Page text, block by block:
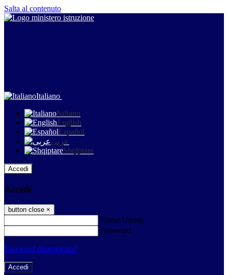
Salta al contenuto
Italiano
Italiano
English
Español
عربى
Shqiptare
Accedi
Accedi
button close ×
Nome Utente
Password
Password dimenticata?